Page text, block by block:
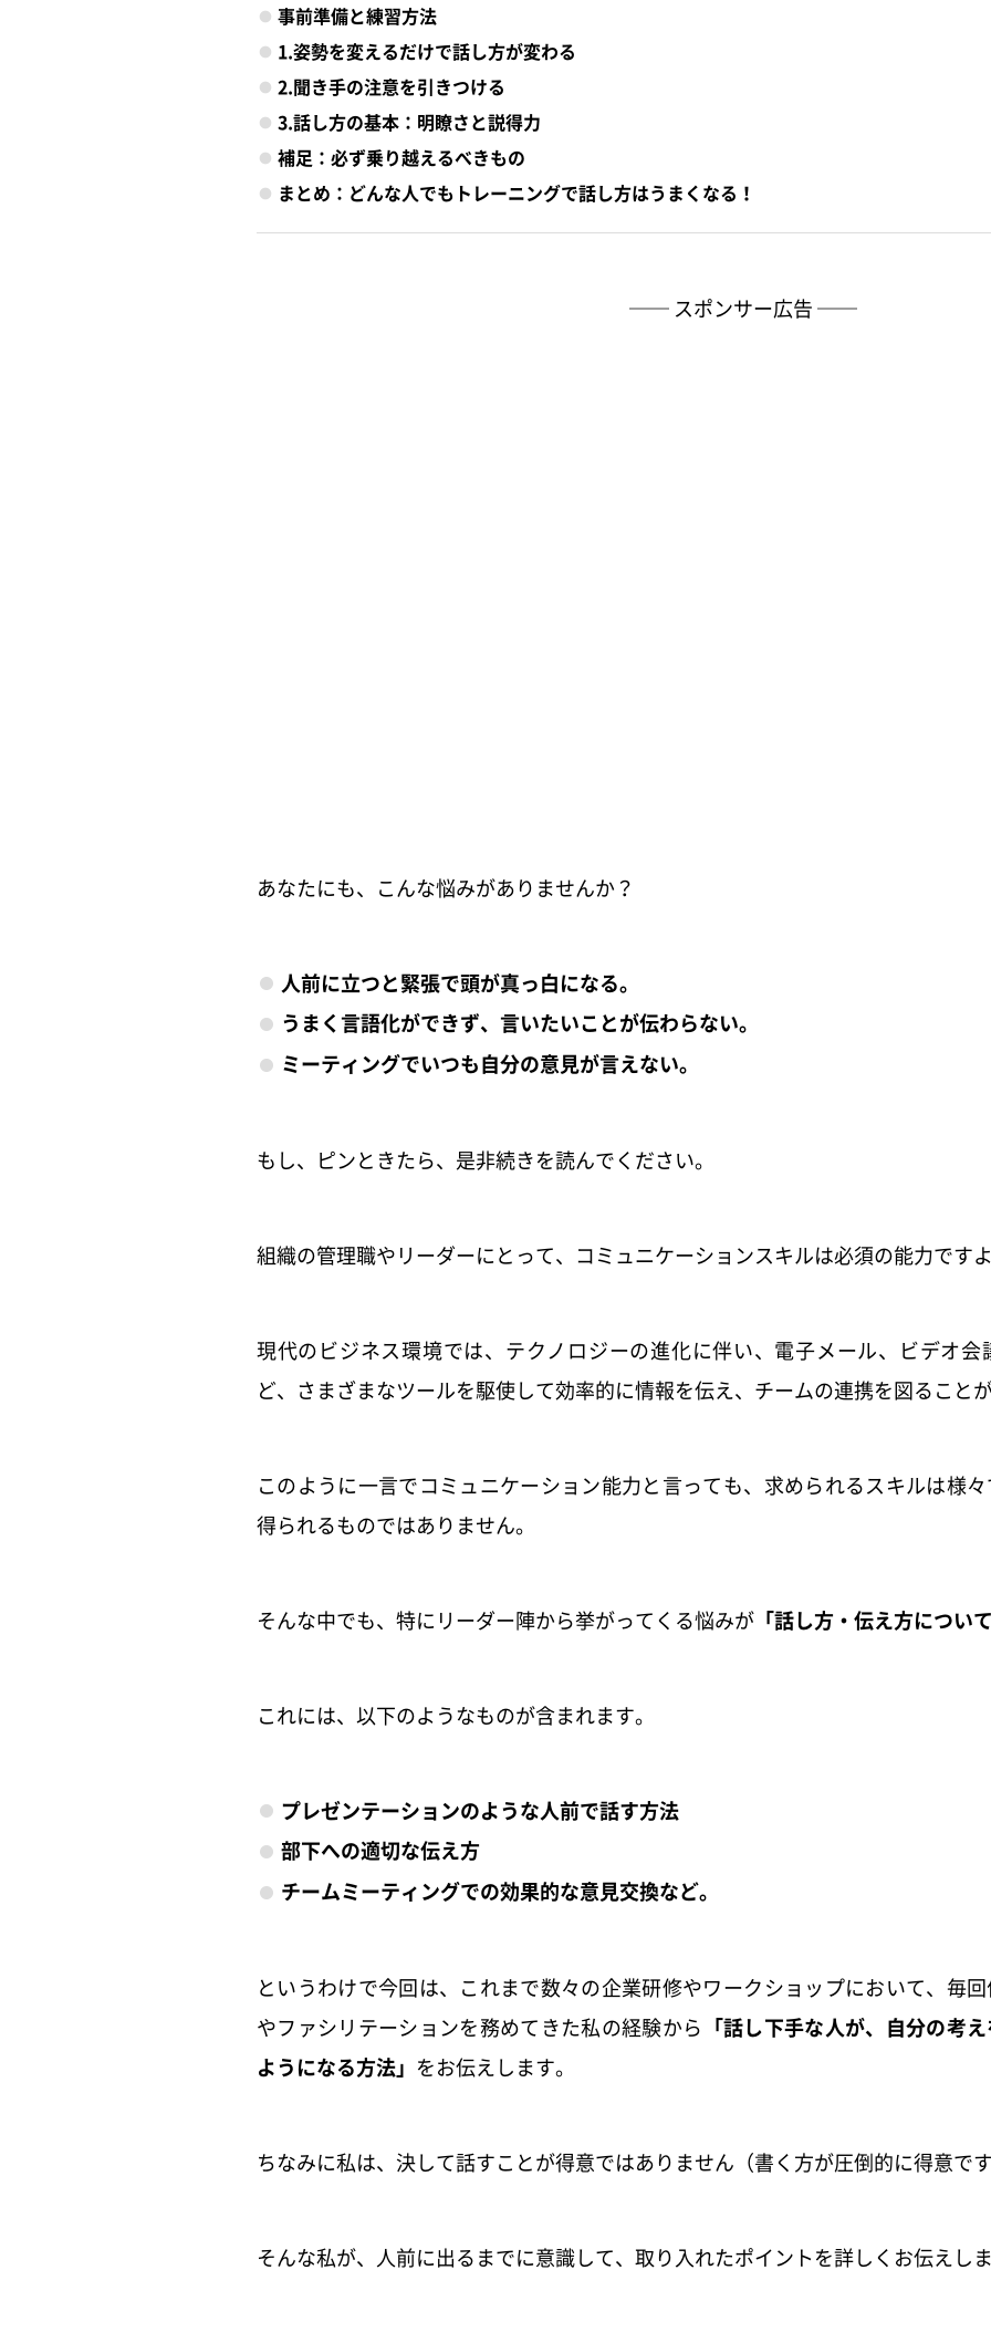
事前準備と練習方法
1.姿勢を変えるだけで話し方が変わる
2.聞き手の注意を引きつける
3.話し方の基本：明瞭さと説得力
補足：必ず乗り越えるべきもの
まとめ：どんな人でもトレーニングで話し方はうまくなる！
── スポンサー広告 ──
あなたにも、こんな悩みがありませんか？
人前に立つと緊張で頭が真っ白になる。
うまく言語化ができず、言いたいことが伝わらない。
ミーティングでいつも自分の意見が言えない。
もし、ピンときたら、是非続きを読んでください。
組織の管理職やリーダーにとって、コミュニケーションスキルは必須の能力ですよ
現代のビジネス環境では、テクノロジーの進化に伴い、電子メール、ビデオ
ど、さまざまなツールを駆使して効率的に情報を伝え、チームの連携を図ること
このように一言でコミュニケーション能力と言っても、求められるスキルは様
得られるものではありません。
そんな中でも、特にリーダー陣から挙がってくる悩みが 「話し方・伝え方について
これには、以下のようなものが含まれます。
プレゼンテーションのような人前で話す方法
部下への適切な伝え方
チームミーティングでの効果的な意見交換など。
というわけで今回は、これまで数々の企業研修やワークショップにおいて、毎
やファシリテーションを務めてきた私の経験から 「話し下手な人が、自分の考
ようになる方法」 をお伝えします。
ちなみに私は、決して話すことが得意ではありません（書く方が圧倒的に得意です
そんな私が、人前に出るまでに意識して、取り入れたポイントを詳しくお伝えしま